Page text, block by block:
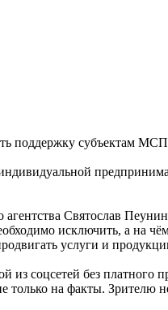
поддержку субъектам
агентства Святослав
исключить, а на
услуги и
соцсетей без платного
на факты. Зрителю